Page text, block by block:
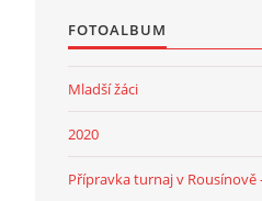
FOTOALBUM
Mladší žáci
2020
Přípravka turnaj v Rousínově